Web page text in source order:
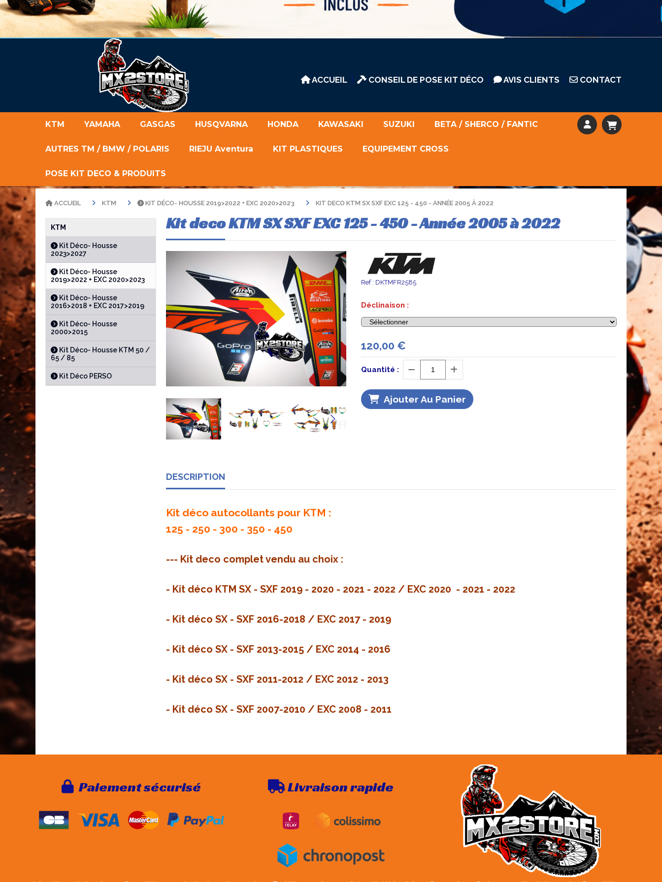
ACCUEIL CONSEIL DE POSE KIT DÉCO AVIS CLIENTS CONTACT
KTM YAMAHA GASGAS HUSQVARNA HONDA KAWASAKI SUZUKI BETA / SHERCO / FANTIC
AUTRES TM / BMW / POLARIS RIEJU Aventura KIT PLASTIQUES EQUIPEMENT CROSS
POSE KIT DECO & PRODUITS
KTM
Kit Déco- Housse
2023>2027
Kit Déco- Housse
2019>2022 + EXC 2020>2023
Kit Déco- Housse
2016>2018 + EXC 2017>2019
Kit Déco- Housse
2000>2015
Kit Déco- Housse KTM 50 /
65 / 85
Kit Déco PERSO
ACCUEIL KTM KIT DÉCO- HOUSSE 2019>2022 + EXC 2020>2023 KIT DECO KTM SX SXF EXC 125 - 450 - ANNÉE 2005 À 2022
Kit deco KTM SX SXF EXC 125 - 450 - Année 2005 à 2022
Ref : DKTMFR2585
Déclinaison :
120,00 €
Quantité :
Ajouter Au Panier
DESCRIPTION
Kit déco autocollants pour KTM :
125 - 250 - 300 - 350 - 450
--- Kit deco complet vendu au choix :
- Kit déco KTM SX - SXF 2019 - 2020 - 2021 - 2022 / EXC 2020 - 2021 - 2022
- Kit déco SX - SXF 2016-2018 / EXC 2017 - 2019
- Kit déco SX - SXF 2013-2015 / EXC 2014 - 2016
- Kit déco SX - SXF 2011-2012 / EXC 2012 - 2013
- Kit déco SX - SXF 2007-2010 / EXC 2008 - 2011
 Paiement sécurisé Livraison rapide